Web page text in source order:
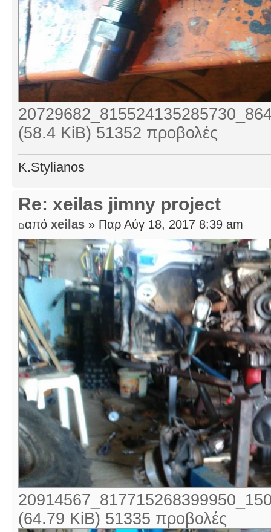
(58.4 KiB) 51352 προβολές
K.Stylianos
Re: xeilas jimny project
από xeilas » Παρ Αύγ 18, 2017 8:39 am
(64.79 KiB) 51335 προβολές